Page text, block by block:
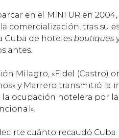
en el MINTUR en
comercialización, tras su
Cuba de hoteles boutiques
antes.
Milagro, «Fidel (Castro)
y Marrero transmitió la
la ocupación hotelera por
cuánto recaudó